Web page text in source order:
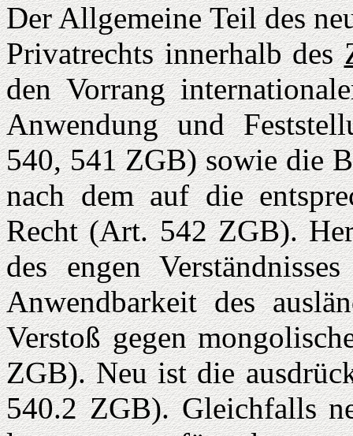
Der Allgemeine Teil des
Privatrechts innerhalb des
den Vorrang
Anwendung und
540, 541 ZGB) sowie die
nach dem auf die
Recht (Art. 542 ZGB).
des en­gen
Anwendbarkeit des
Verstoß gegen
ZGB). Neu ist die
540.2 ZGB). Gleichfalls